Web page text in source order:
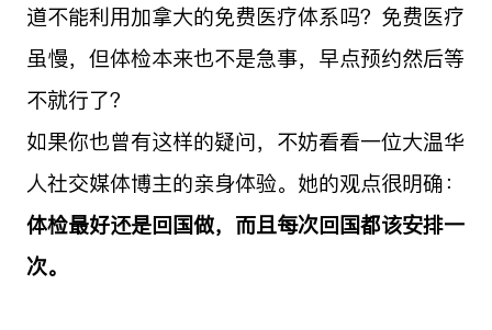
道不能利用加拿大的免费医疗体系吗？免费医疗
虽慢，但体检本来也不是急事，早点预约然后等
不就行了？
如果你也曾有这样的疑问，不妨看看一位大温华
人社交媒体博主的亲身体验。她的观点很明确：
体检最好还是回国做，而且每次回国都该安排一
次。